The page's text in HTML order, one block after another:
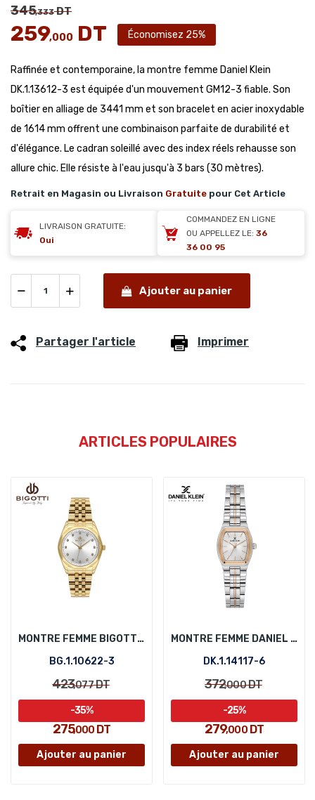
345,333DT
259,000 DT Économisez 25%
Raffinée et contemporaine, la montre femme Daniel Klein
DK.1.13612-3 est équipée d'un mouvement GM12-3 fiable. Son
boîtier en alliage de 3441 mm et son bracelet en acier inoxydable
de 1614 mm offrent une combinaison parfaite de durabilité et
d'élégance. Le cadran soleillé avec des index réels rehausse son
allure chic. Elle résiste à l'eau jusqu'à 3 bars (30 mètres).
Retrait en Magasin ou Livraison Gratuite pour Cet Article
LIVRAISON GRATUITE:
Oui
COMMANDEZ EN LIGNE
OU APPELLEZ LE: 36
36 00 95
Ajouter au panier
Partager l'article Imprimer
ARTICLES POPULAIRES
MONTRE FEMME BIGOTTI BG.1.10622-3
BG.1.10622-3
423,077DT
275,000 DT
-35%
Ajouter au panier
MONTRE FEMME DANIEL KLEIN DK.1.14117-6
DK.1.14117-6
372,000DT
279,000DT
-25%
Ajouter au panier